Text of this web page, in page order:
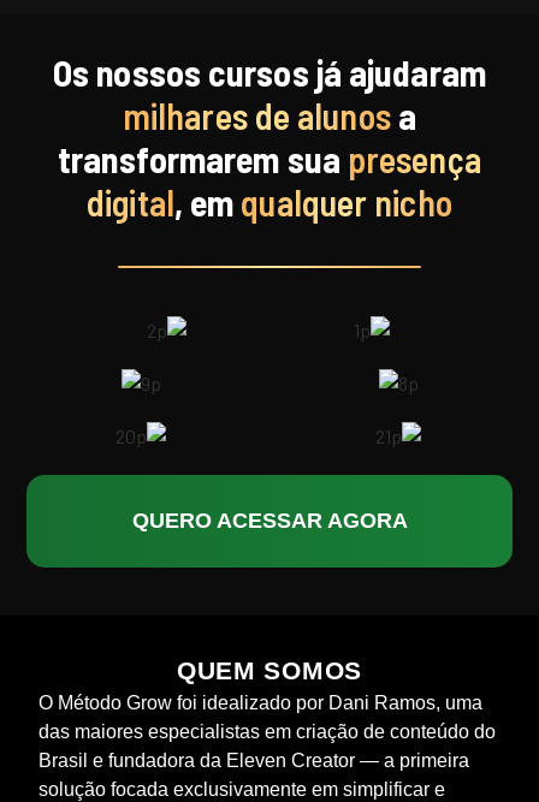
Os nossos cursos já ajudaram
milhares de alunosa
transformarem sua presença
digital, emqualquer nicho
QUERO ACESSAR AGORA
QUEM SOMOS
O Método Grow foi idealizado por Dani Ramos, uma
das maiores especialistas em criação de conteúdo do
Brasil e fundadora da Eleven Creator — a primeira
solução focada exclusivamente em simplificar e